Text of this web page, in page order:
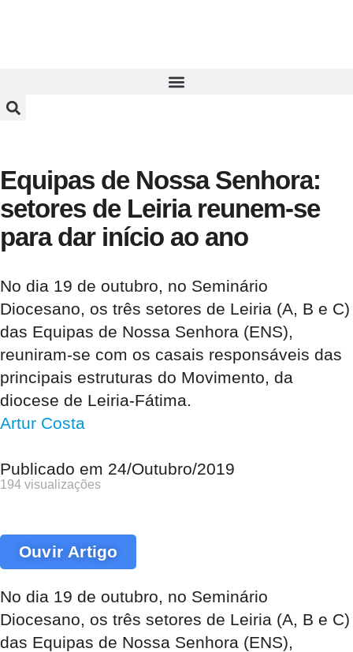
Equipas de Nossa Senhora:
setores de Leiria reunem-se
para dar início ao ano
No dia 19 de outubro, no Seminário
Diocesano, os três setores de Leiria (A, B e C)
das Equipas de Nossa Senhora (ENS),
reuniram-se com os casais responsáveis das
principais estruturas do Movimento, da
diocese de Leiria-Fátima.
Artur Costa
Publicado em 24/Outubro/2019
194 visualizações
Ouvir Artigo
No dia 19 de outubro, no Seminário
Diocesano, os três setores de Leiria (A, B e C)
das Equipas de Nossa Senhora (ENS),